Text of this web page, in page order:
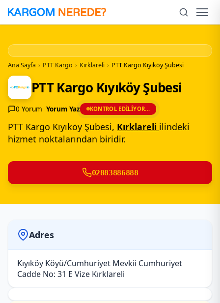
İçeriğe
Geç
Ana Sayfa › PTT Kargo › Kırklareli › PTT Kargo Kıyıköy Şubesi
PTT Kargo Kıyıköy Şubesi
0 Yorum Yorum Yaz KONTROL EDILIYOR...
PTT Kargo Kıyıköy Şubesi, Kırklareli ilindeki
hizmet noktalarından biridir.
02883886888
Adres
Kıyıköy Köyü/Cumhuriyet Mevkii Cumhuriyet
Cadde No: 31 E Vize Kırklareli